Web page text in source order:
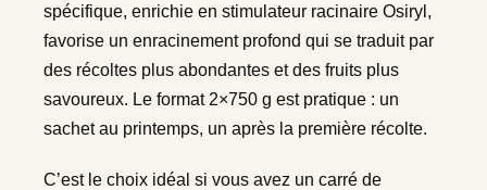
spécifique, enrichie en stimulateur racinaire Osiryl,
favorise un enracinement profond qui se traduit par
des récoltes plus abondantes et des fruits plus
savoureux. Le format 2×750 g est pratique : un
sachet au printemps, un après la première récolte.
C’est le choix idéal si vous avez un carré de